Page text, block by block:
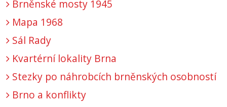
Brněnské mosty 1945
Mapa 1968
Sál Rady
Kvartérní lokality Brna
Stezky po náhrobcích brněnských osobností
Brno a konflikty